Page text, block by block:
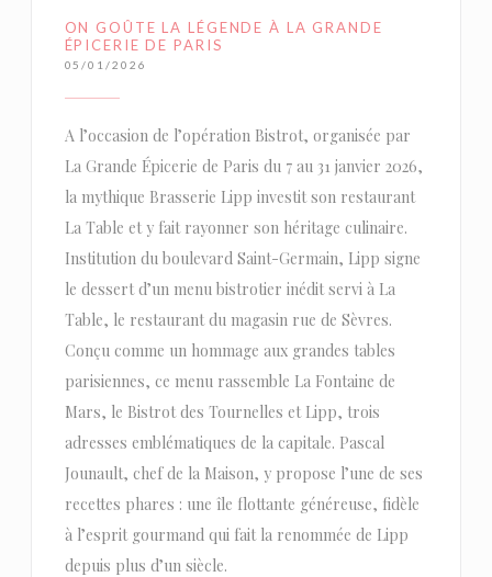
ON GOÛTE LA LÉGENDE À LA GRANDE
ÉPICERIE DE PARIS
05/01/2026
A l’occasion de l’opération Bistrot, organisée par
La Grande Épicerie de Paris du 7 au 31 janvier 2026,
la mythique Brasserie Lipp investit son restaurant
La Table et y fait rayonner son héritage culinaire.
Institution du boulevard Saint-Germain, Lipp signe
le dessert d’un menu bistrotier inédit servi à La
Table, le restaurant du magasin rue de Sèvres.
Conçu comme un hommage aux grandes tables
parisiennes, ce menu rassemble La Fontaine de
Mars, le Bistrot des Tournelles et Lipp, trois
adresses emblématiques de la capitale. Pascal
Jounault, chef de la Maison, y propose l’une de ses
recettes phares : une île flottante généreuse, fidèle
à l’esprit gourmand qui fait la renommée de Lipp
depuis plus d’un siècle.